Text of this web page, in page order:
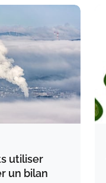
utiliser
un bilan